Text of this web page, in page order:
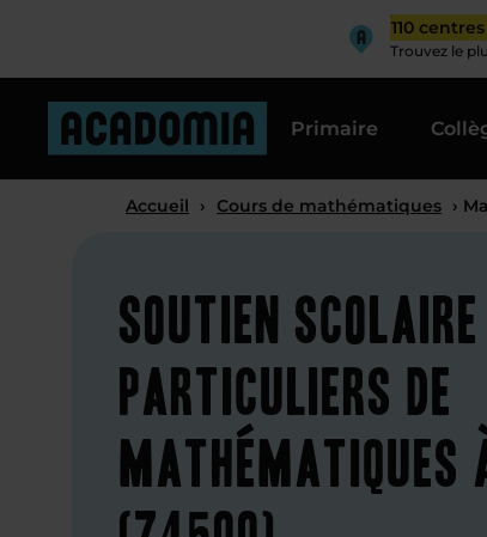
110
Trouvez le
Primaire
Accueil › Cours de mathématiques ›
Soutien
particuliers de
mathématiques